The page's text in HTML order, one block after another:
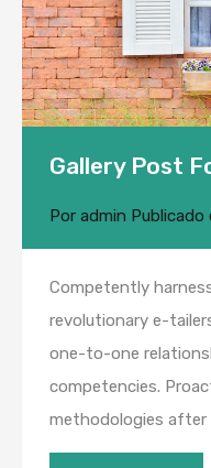
Gallery Post
Por admin Publicado
Competently
revolutionary e-
one-to-one
competencies.
methodologies after